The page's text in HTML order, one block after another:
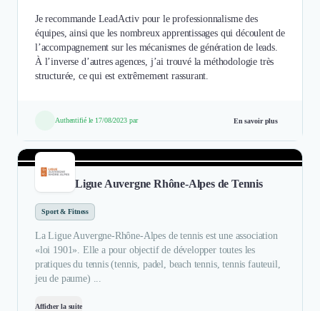
Je recommande LeadActiv pour le professionnalisme des
équipes, ainsi que les nombreux apprentissages qui découlent de
l’accompagnement sur les mécanismes de génération de leads.
À l’inverse d’autres agences, j’ai trouvé la méthodologie très
structurée, ce qui est extrêmement rassurant.
Authentifié le 17/08/2023 par En savoir plus
Ligue Auvergne Rhône-Alpes de Tennis
Sport & Fitness
La Ligue Auvergne-Rhône-Alpes de tennis est une association
«loi 1901». Elle a pour objectif de développer toutes les
pratiques du tennis (tennis, padel, beach tennis, tennis fauteuil,
jeu de paume) ...
Afficher la suite